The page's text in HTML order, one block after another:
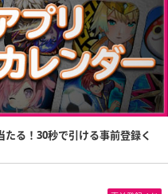
る！30秒で引ける事前登録く